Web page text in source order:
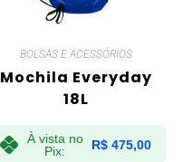
BOLSAS E ACESSÓRIOS
Mochila Everyday
18L
À vista no
Pix:
R$ 475,00